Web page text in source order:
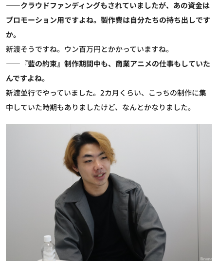
――クラウドファンディングもされていましたが、あの資金は
プロモーション用ですよね。製作費は自分たちの持ち出しです
か。
新渡そうですね。ウン百万円とかかっていますね。
――『藍の約束』制作期間中も、商業アニメの仕事もしていた
んですよね。
新渡並行でやっていました。2カ月くらい、こっちの制作に集
中していた時期もありましたけど、なんとかなりました。